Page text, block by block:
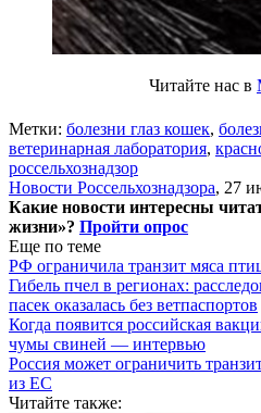
Читайте нас в
Метки: болезни глаз кошек,
ветеринарная лаборатория,
россельхознадзор
Новости Россельхознадзора, 27
Какие новости интересны
жизни»? Пройти опрос
Еще по теме
РФ ограничила транзит мяса
Гибель пчел в регионах:
пасек оказалась без ветпаспортов
Когда появится российская
чумы свиней — интервью
Россия может ограничить
из ЕС
Читайте также: